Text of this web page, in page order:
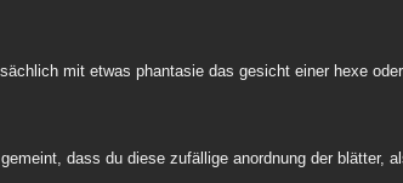
mit etwas phantasie das gesicht einer hexe
dass du diese zufällige anordnung der blätter,